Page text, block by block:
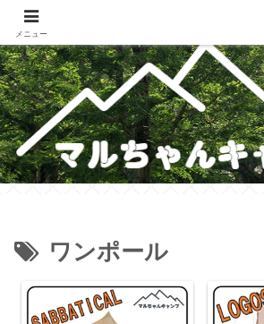
メスティンレシピ・テント・キャンプギア・ホッ
ワンポール
メニュー